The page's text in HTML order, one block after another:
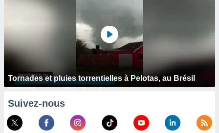
Tornades et pluies torrentielles à Pelotas, au Brésil
Suivez-nous